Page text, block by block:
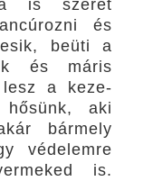
is szeret
és
beüti a
és máris
a keze-
aki
bármely
védelemre
is.